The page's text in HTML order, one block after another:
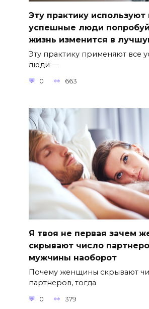
Эту практику используют
успешные люди
жизнь изменится в
Эту практику применяют все
люди —
0 663
Я твоя не первая зачем
скрывают число
мужчины наоборот
Почему женщины скрывают
партнеров, тогда
0 379